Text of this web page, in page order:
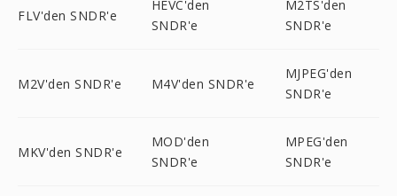
FLV'den SNDR'e
HEVC'den
SNDR'e
M2TS'den
SNDR'e
M2V'den SNDR'e M4V'den SNDR'e
MJPEG'den
SNDR'e
MKV'den SNDR'e
MOD'den
SNDR'e
MPEG'den
SNDR'e